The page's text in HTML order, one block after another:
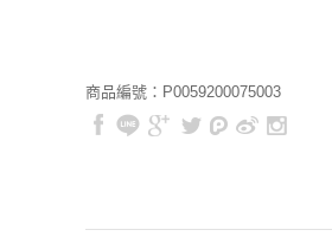
商品編號：P0059200075003